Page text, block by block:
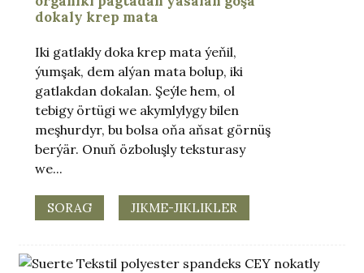
dokaly krep mata
Iki gatlakly doka krep mata ýeňil,
ýumşak, dem alýan mata bolup, iki
gatlakdan dokalan. Şeýle hem, ol
tebigy örtügi we akymlylygy bilen
meşhurdyr, bu bolsa oňa aňsat görnüş
berýär. Onuň özboluşly teksturasy
we...
SORAG JIKME-JIKLIKLER